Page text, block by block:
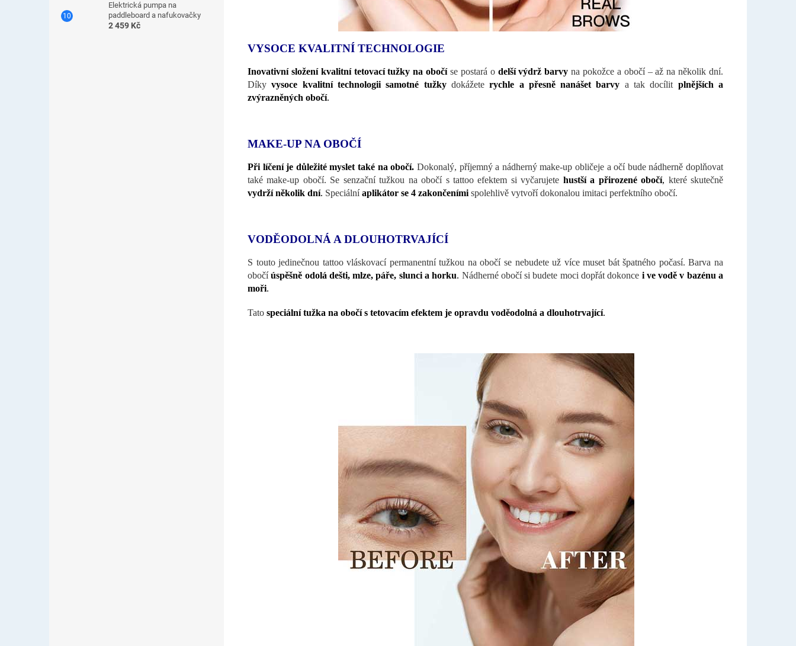
Elektrická pumpa na
paddleboard a nafukovačky
2 459 Kč
VYSOCE KVALITNÍ TECHNOLOGIE
Inovativní složení kvalitní tetovací tužky na obočíse postará o delší výdrž barvy na pokožce a obočí – až na několik dní.
Díkyvysoce kvalitní technologii samotné tužkydokážete rychle a přesně nanášet barvy a tak docílit plnějších a
zvýrazněných obočí.
MAKE-UP NA OBOČÍ
Při líčení je důležité myslet také na obočí. Dokonalý, příjemný a nádherný make-up obličeje a očí bude nádherně doplňovat
také make-up obočí. Se senzační tužkou na obočí s tattoo efektem si vyčarujete hustší a přirozené obočí, které skutečně
vydrží několik dní. Speciálníaplikátor se 4 zakončeními spolehlivě vytvoří dokonalou imitaci perfektního obočí.
VODĚODOLNÁ A DLOUHOTRVAJÍCÍ
S touto jedinečnou tattoo vláskovací permanentní tužkou na obočí se nebudete už více muset bát špatného počasí. Barva na
obočíúspěšně odolá dešti, mlze, páře, slunci a horku. Nádherné obočí si budete moci dopřát dokonce i ve vodě v bazénu a
moři.
Tato speciální tužka na obočí s tetovacím efektem je opravdu voděodolná a dlouhotrvající.